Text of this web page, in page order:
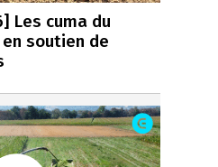
Les cuma du
soutien de